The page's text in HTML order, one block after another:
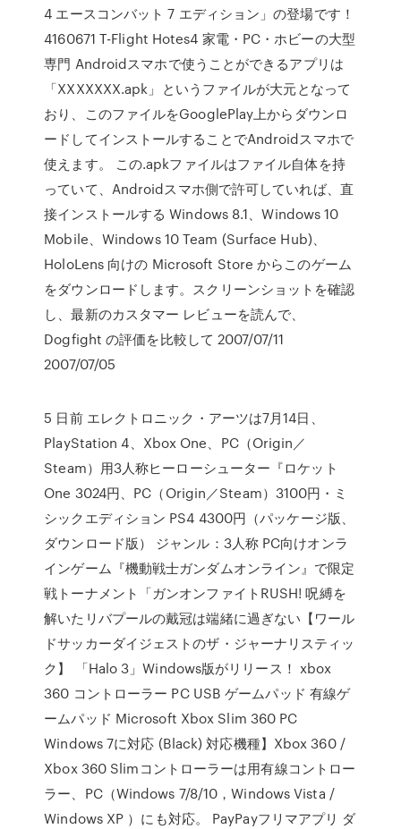
4 エースコンバット 7 エディション」の登場です！
4160671 T-Flight Hotes4 家電・PC・ホビーの大型
専門 Androidスマホで使うことができるアプリは
「XXXXXXX.apk」というファイルが大元となって
おり、このファイルをGooglePlay上からダウンロ
ードしてインストールすることでAndroidスマホで
使えます。 この.apkファイルはファイル自体を持
っていて、Androidスマホ側で許可していれば、直
接インストールする Windows 8.1、Windows 10
Mobile、Windows 10 Team (Surface Hub)、
HoloLens 向けの Microsoft Store からこのゲーム
をダウンロードします。スクリーンショットを確認
し、最新のカスタマー レビューを読んで、
Dogfight の評価を比較して 2007/07/11
2007/07/05
5 日前 エレクトロニック・アーツは7月14日、
PlayStation 4、Xbox One、PC（Origin／
Steam）用3人称ヒーローシューター『ロケット
One 3024円、PC（Origin／Steam）3100円・ミ
シックエディション PS4 4300円（パッケージ版、
ダウンロード版） ジャンル：3人称 PC向けオンラ
インゲーム『機動戦士ガンダムオンライン』で限定
戦トーナメント「ガンオンファイトRUSH! 呪縛を
解いたリバプールの戴冠は端緒に過ぎない【ワール
ドサッカーダイジェストのザ・ジャーナリスティッ
ク】 「Halo 3」Windows版がリリース！ xbox
360 コントローラー PC USB ゲームパッド 有線ゲ
ームパッド Microsoft Xbox Slim 360 PC
Windows 7に対応 (Black) 対応機種】Xbox 360 /
Xbox 360 Slimコントローラーは用有線コントロー
ラー、PC（Windows 7/8/10，Windows Vista /
Windows XP ）にも対応。 PayPayフリマアプリ ダ